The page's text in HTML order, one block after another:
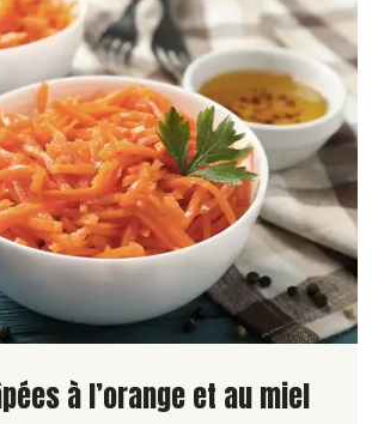
de la recette
à l’orange et au miel